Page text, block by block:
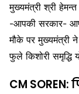
मुख्यमंत्री श्री
-आपकी सरकार-
मौके पर मुख्यमंत्री
फुले किशोरी समृद्धि
CM